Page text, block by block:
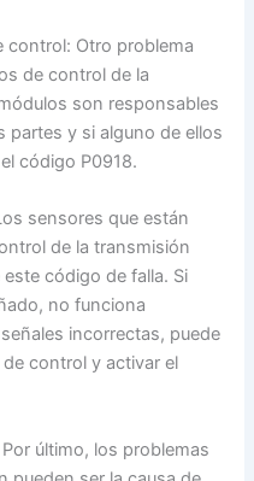
control: Otro problema
de control de la
son responsables
partes y si alguno de ellos
código P0918.
sensores que están
de la transmisión
código de falla. Si
no funciona
incorrectas, puede
control y activar el
último, los problemas